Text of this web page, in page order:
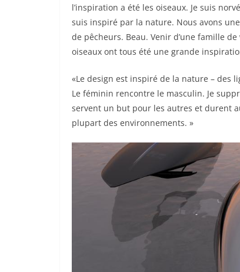
l’inspiration a été les oiseaux. Je suis
suis inspiré par la nature. Nous avons
de pêcheurs. Beau. Venir d’une famille
oiseaux ont tous été une grande
«Le design est inspiré de la nature – des
Le féminin rencontre le masculin. Je
servent un but pour les autres et durent
plupart des environnements. »